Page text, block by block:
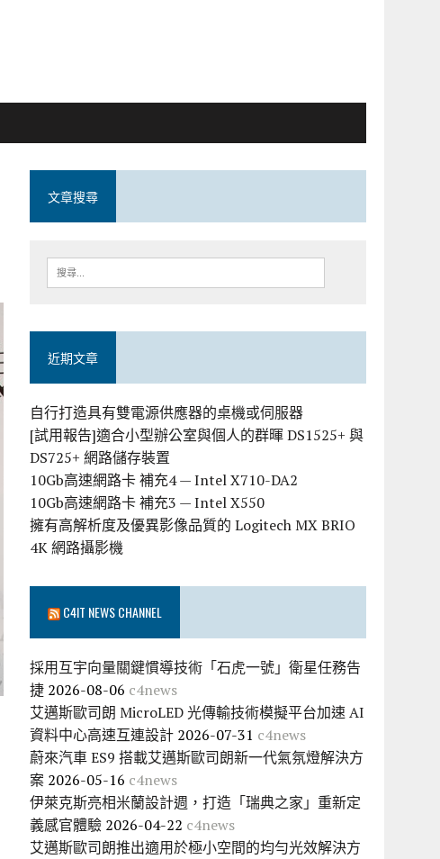
文章搜尋
近期文章
自行打造具有雙電源供應器的桌機或伺服器
[試用報告]適合小型辦公室與個人的群暉 DS1525+ 與
DS725+ 網路儲存裝置
10Gb高速網路卡 補充4 — Intel X710-DA2
10Gb高速網路卡 補充3 — Intel X550
擁有高解析度及優異影像品質的 Logitech MX BRIO
4K 網路攝影機
C4IT NEWS CHANNEL
採用互宇向量關鍵慣導技術「石虎一號」衛星任務告
捷 2026-08-06 c4news
艾邁斯歐司朗 MicroLED 光傳輸技術模擬平台加速 AI
資料中心高速互連設計 2026-07-31 c4news
蔚來汽車 ES9 搭載艾邁斯歐司朗新一代氣氛燈解決方
案 2026-05-16 c4news
伊萊克斯亮相米蘭設計週，打造「瑞典之家」重新定
義感官體驗 2026-04-22 c4news
艾邁斯歐司朗推出適用於極小空間的均勻光效解決方